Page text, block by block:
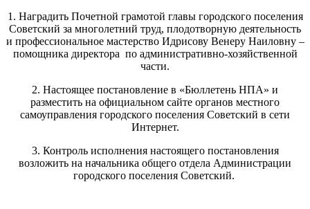
1. Наградить Почетной грамотой главы городского поселения
Советский за многолетний труд, плодотворную деятельность
и профессиональное мастерство Идрисову Венеру Наиловну –
помощника директора по административно-хозяйственной
части.
2. Настоящее постановление в «Бюллетень НПА» и
разместить на официальном сайте органов местного
самоуправления городского поселения Советский в сети
Интернет.
3. Контроль исполнения настоящего постановления
возложить на начальника общего отдела Администрации
городского поселения Советский.